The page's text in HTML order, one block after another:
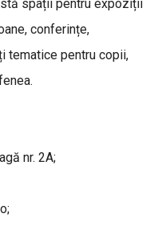
spații pentru expoziții
conferințe,
tematice pentru copii,
nr. 2A;